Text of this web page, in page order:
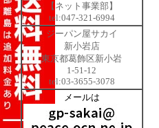
【ネット事業部】
tel:047-321-6994
ジーパン屋サカイ
新小岩店
東京都葛飾区新小岩
1-51-12
tel:03-3655-3078
メールは